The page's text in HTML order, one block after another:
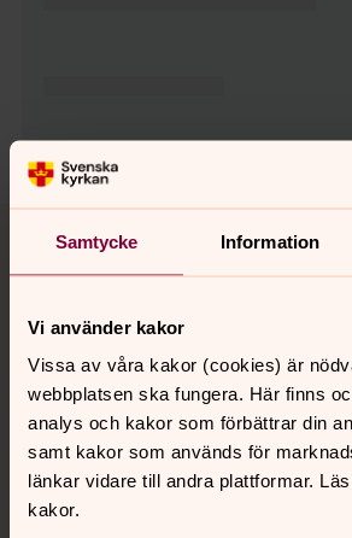
Samtycke Information
Vi använder kakor
Vissa av våra kakor (cookies) är
webbplatsen ska fungera. Här finns
analys och kakor som förbättrar din
samt kakor som används för
länkar vidare till andra plattformar.
kakor.
Tillbaka till toppen
Tillbaka till innehållet
Kontakt
Kalender
Hitta snabbt